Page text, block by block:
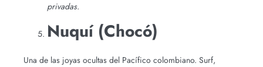
privadas.
Nuquí (Chocó)
Una de las joyas ocultas del Pacífico colombiano. Surf,